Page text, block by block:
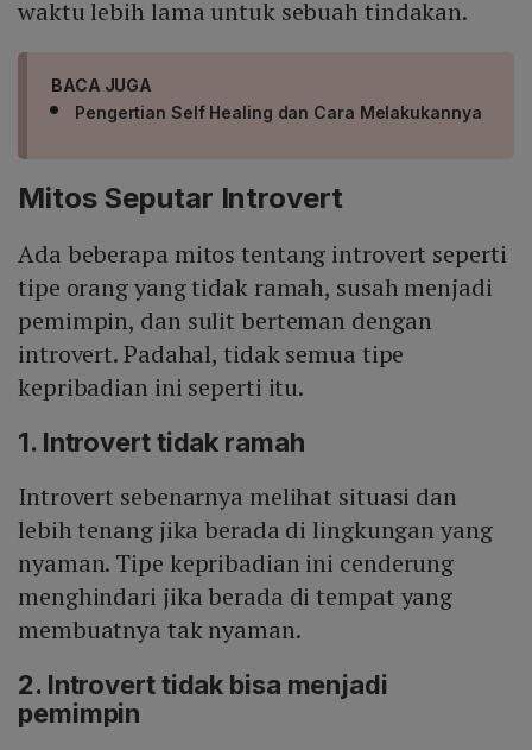
waktu lebih lama untuk sebuah tindakan.
BACA JUGA
Pengertian Self Healing dan Cara Melakukannya
Mitos Seputar Introvert
Ada beberapa mitos tentang introvert seperti
tipe orang yang tidak ramah, susah menjadi
pemimpin, dan sulit berteman dengan
introvert. Padahal, tidak semua tipe
kepribadian ini seperti itu.
1. Introvert tidak ramah
Introvert sebenarnya melihat situasi dan
lebih tenang jika berada di lingkungan yang
nyaman. Tipe kepribadian ini cenderung
menghindari jika berada di tempat yang
membuatnya tak nyaman.
2. Introvert tidak bisa menjadi
pemimpin